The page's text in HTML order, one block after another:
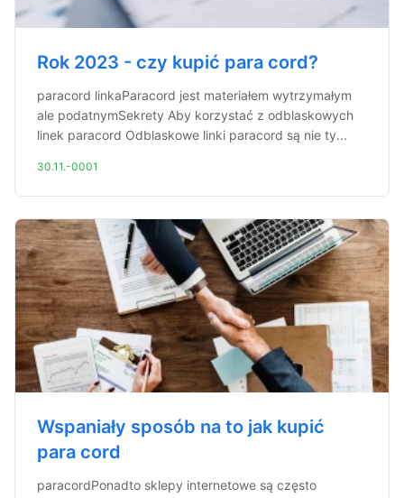
Rok 2023 - czy kupić para cord?
paracord linkaParacord jest materiałem wytrzymałym
ale podatnymSekrety Aby korzystać z odblaskowych
linek paracord Odblaskowe linki paracord są nie ty...
30.11.-0001
Wspaniały sposób na to jak kupić
para cord
paracordPonadto sklepy internetowe są często